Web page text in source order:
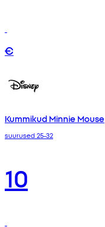
€
Kummikud Minnie Mouse
suurused 25-32
10